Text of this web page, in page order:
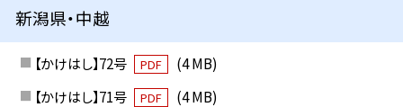
新潟県・中越
【かけはし】72号 PDF
(4 MB)
【かけはし】71号
PDF (4 MB)